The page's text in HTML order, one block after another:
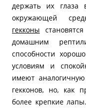
держать их
окружающей
гекконы
домашним
способности
условиям и
имеют
гекконов, но, как
более крепкие